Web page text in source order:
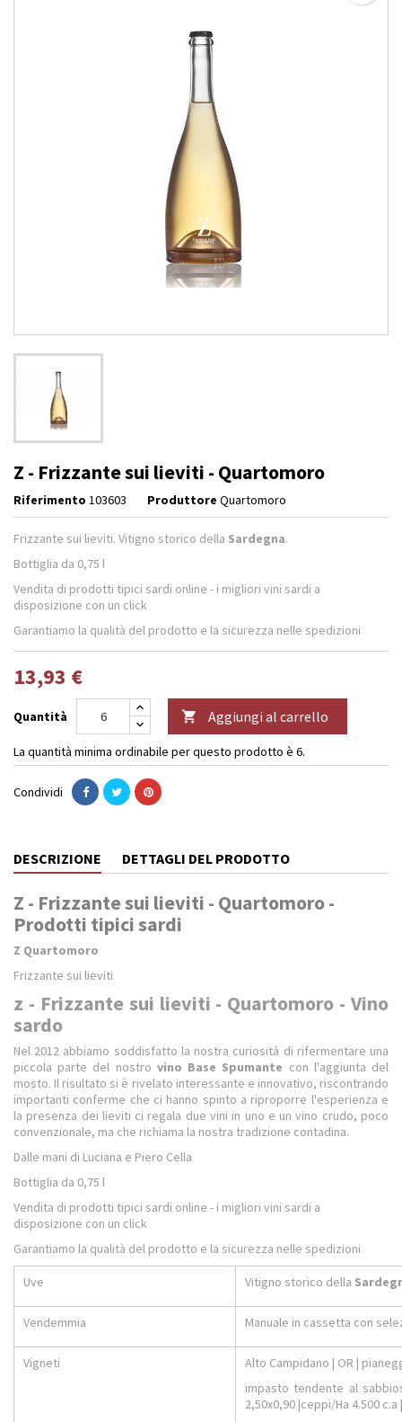
Z - Frizzante sui lieviti - Quartomoro
Riferimento 103603 Produttore Quartomoro
Frizzante sui lieviti. Vitigno storico della Sardegna.
Bottiglia da 0,75 l
Vendita di prodotti tipici sardi online - i migliori vini sardi a
disposizione con un click
Garantiamo la qualità del prodotto e la sicurezza nelle spedizioni
13,93 €
Quantità  Aggiungi al carrello
La quantità minima ordinabile per questo prodotto è 6.
Condividi
DESCRIZIONE DETTAGLI DEL PRODOTTO
Z - Frizzante sui lieviti - Quartomoro -
Prodotti tipici sardi
Z Quartomoro
Frizzante sui lieviti
z - Frizzante sui lieviti - Quartomoro - Vino
sardo
Nel 2012 abbiamo soddisfatto la nostra curiosità di rifermentare una
piccola parte del nostro vino Base Spumante con l'aggiunta del
mosto. Il risultato si è rivelato interessante e innovativo, riscontrando
importanti conferme che ci hanno spinto a riproporre l'esperienza e
la presenza dei lieviti ci regala due vini in uno e un vino crudo, poco
convenzionale, ma che richiama la nostra tradizione contadina.
Dalle mani di Luciana e Piero Cella
Bottiglia da 0,75 l
Vendita di prodotti tipici sardi online - i migliori vini sardi a
disposizione con un click
Garantiamo la qualità del prodotto e la sicurezza nelle spedizioni
Uve Vitigno storico della
Vendemmia Manuale in cassetta con
Vigneti
Alto Campidano | OR |
impasto tendente al
2,50x0,90 |ceppi/Ha 4.500